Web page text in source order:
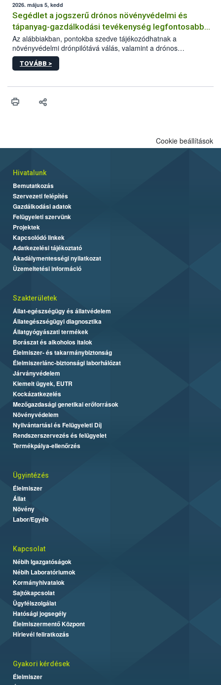
műszaki és hatósági feltételek.
2026. május 5, kedd
Segédlet a jogszerű drónos növényvédelmi és
tápanyag-gazdálkodási tevékenység legfontosabb
feltételeiről
Az alábbiakban, pontokba szedve tájékozódhatnak a
növényvédelmi drónpilótává válás, valamint a drónos
növényvédelmi és tápanyag-gazdálkodási tevékenység
végzésének legfontosabb feltételeiről*.
TOVÁBB >
Cookie beállítások
Hivatalunk
Bemutatkozás
Szervezeti felépítés
Gazdálkodási adatok
Felügyeleti szervünk
Projektek
Kapcsolódó linkek
Adatkezelési tájékoztató
Akadálymentességi nyilatkozat
Üzemeltetési információ
Szakterületek
Állat-egészségügy és állatvédelem
Állategészségügyi diagnosztika
Állatgyógyászati termékek
Borászat és alkoholos italok
Élelmiszer- és takarmánybiztonság
Élelmiszerlánc-biztonsági laborhálózat
Járványvédelem
Kiemelt ügyek, EUTR
Kockázatkezelés
Mezőgazdasági genetikai erőforrások
Növényvédelem
Nyilvántartási és Felügyeleti Díj
Rendszerszervezés és felügyelet
Termékpálya-ellenőrzés
Ügyintézés
Élelmiszer
Állat
Növény
Labor/Egyéb
Kapcsolat
Nébih Igazgatóságok
Nébih Laboratóriumok
Kormányhivatalok
Sajtókapcsolat
Ügyfélszolgálat
Hatósági jogsegély
Élelmiszermentő Központ
Hírlevél feliratkozás
Gyakori kérdések
Élelmiszer